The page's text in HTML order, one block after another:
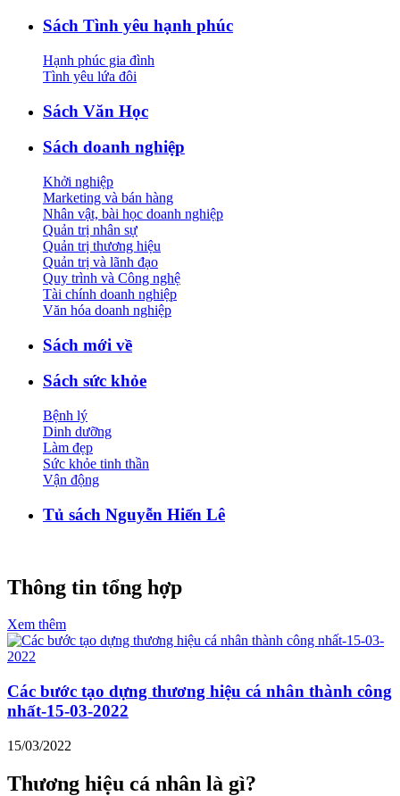
Sách Tình yêu hạnh phúc
Hạnh phúc gia đình
Tình yêu lứa đôi
Sách Văn Học
Sách doanh nghiệp
Khởi nghiệp
Marketing và bán hàng
Nhân vật, bài học doanh nghiệp
Quản trị nhân sự
Quản trị thương hiệu
Quản trị và lãnh đạo
Quy trình và Công nghệ
Tài chính doanh nghiệp
Văn hóa doanh nghiệp
Sách mới về
Sách sức khỏe
Bệnh lý
Dinh dưỡng
Làm đẹp
Sức khỏe tinh thần
Vận động
Tủ sách Nguyễn Hiến Lê
Thông tin tổng hợp
Xem thêm
Các bước tạo dựng thương hiệu cá nhân thành công
nhất-15-03-2022
15/03/2022
Thương hiệu cá nhân là gì?